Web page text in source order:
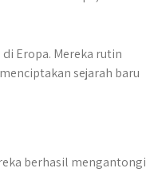
Eropa. Mereka rutin
sejarah baru
berhasil mengantongi